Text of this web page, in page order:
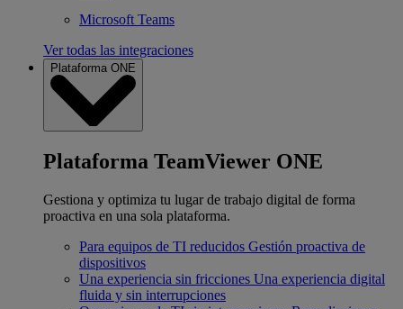
Microsoft Teams
Ver todas las integraciones
Plataforma ONE
Plataforma TeamViewer ONE
Gestiona y optimiza tu lugar de trabajo digital de forma
proactiva en una sola plataforma.
Para equipos de TI reducidos Gestión proactiva de
dispositivos
Una experiencia sin fricciones Una experiencia digital
fluida y sin interrupciones